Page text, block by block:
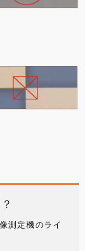
測定機のライ